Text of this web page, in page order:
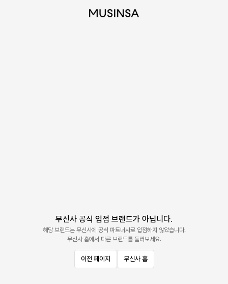
무신사 공식 입점 브랜드가 아닙니다.
해당 브랜드는 무신사에 공식 파트너사로 입점하지 않았습니다.
무신사 홈에서 다른 브랜드를 둘러보세요.
이전 페이지 무신사 홈